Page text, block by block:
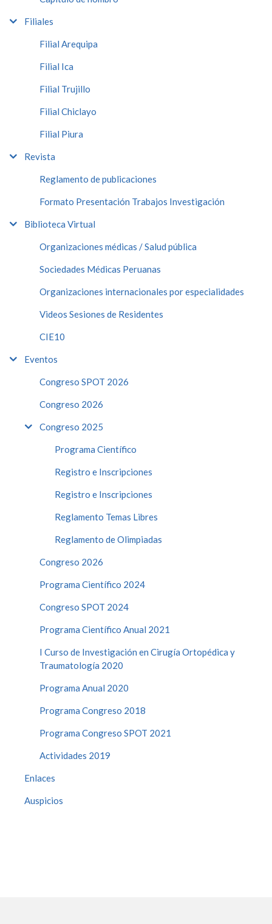
Filiales
Filial Arequipa
Filial Ica
Filial Trujillo
Filial Chiclayo
Filial Piura
Revista
Reglamento de publicaciones
Formato Presentación Trabajos Investigación
Biblioteca Virtual
Organizaciones médicas / Salud pública
Sociedades Médicas Peruanas
Organizaciones internacionales por especialidades
Videos Sesiones de Residentes
CIE10
Eventos
Congreso SPOT 2026
Congreso 2026
Congreso 2025
Programa Científico
Registro e Inscripciones
Registro e Inscripciones
Reglamento Temas Libres
Reglamento de Olimpiadas
Congreso 2026
Programa Científico 2024
Congreso SPOT 2024
Programa Científico Anual 2021
I Curso de Investigación en Cirugía Ortopédica y
Traumatología 2020
Programa Anual 2020
Programa Congreso 2018
Programa Congreso SPOT 2021
Actividades 2019
Enlaces
Auspicios